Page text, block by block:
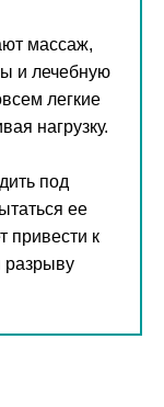
массаж,
и лечебную
легкие
нагрузку.
под
ее
привести к
разрыву